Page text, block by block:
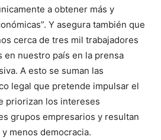
a obtener más y
Y asegura también que
cerca de tres mil trabajadores
en nuestro país en la prensa
A esto se suman las
legal que pretende impulsar el
priorizan los intereses
grupos empresarios y resultan
menos democracia.